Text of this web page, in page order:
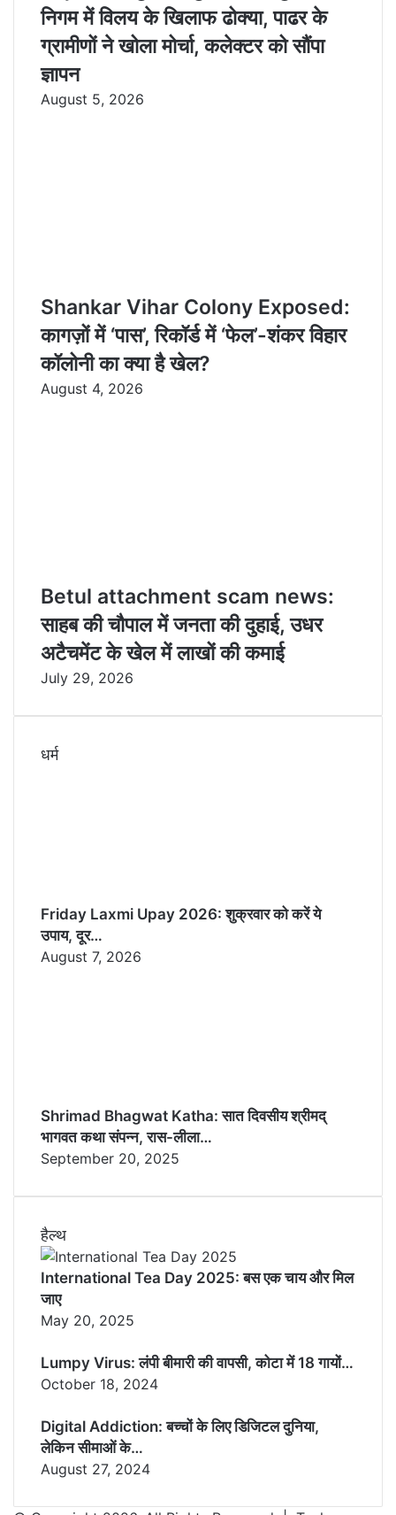
निगम में विलय के खिलाफ ढोक्या, पाढर के
ग्रामीणों ने खोला मोर्चा, कलेक्टर को सौंपा
ज्ञापन
August 5, 2026
Shankar Vihar Colony Exposed:
कागज़ों में ‘पास’, रिकॉर्ड में ‘फेल’-शंकर विहार
कॉलोनी का क्या है खेल?
August 4, 2026
Betul attachment scam news:
साहब की चौपाल में जनता की दुहाई, उधर
अटैचमेंट के खेल में लाखों की कमाई
July 29, 2026
धर्म
Friday Laxmi Upay 2026: शुक्रवार को करें ये
उपाय, दूर…
August 7, 2026
Shrimad Bhagwat Katha: सात दिवसीय श्रीमद्
भागवत कथा संपन्न, रास-लीला…
September 20, 2025
हैल्थ
International Tea Day 2025: बस एक चाय और मिल
जाए
May 20, 2025
Lumpy Virus: लंपी बीमारी की वापसी, कोटा में 18 गायों…
October 18, 2024
Digital Addiction: बच्चों के लिए डिजिटल दुनिया,
लेकिन सीमाओं के…
August 27, 2024